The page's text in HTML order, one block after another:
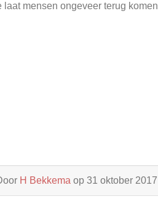
mensen ongeveer terug komen
H Bekkema op 31 oktober 2017